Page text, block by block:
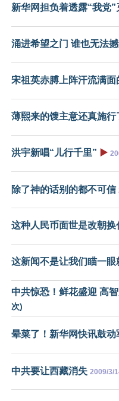
新华网担负着透露“我党
涌进希望之门 谁也无法
宋祖英赤膊上阵汗流满面
薄熙来的馊主意还真施行
洪宇新唱“儿行千里” ▶️
除了神的话别的都不可信
这种人民币面世是改朝换
这新闻不是让我们瞄一眼
中共惊恐！鲜花盛迎 高
次)
晕菜了！新华网快讯鼓动
中共要让西藏消失 2009/3/